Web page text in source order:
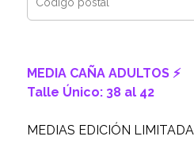
MEDIA CAÑA ADULTOS ⚡️
Talle Único: 38 al 42
MEDIAS EDICIÓN